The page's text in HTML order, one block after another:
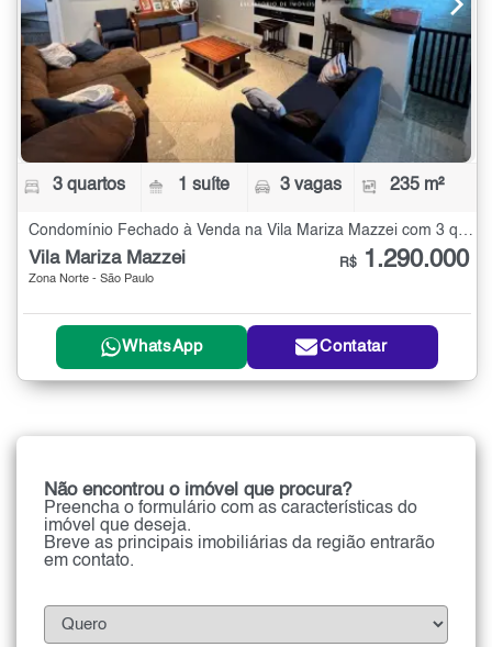
3 quartos 1 suíte 3 vagas 235 m²
Vila Mariza Mazzei
Zona Norte - São Paulo
R$ 1.290.000
WhatsApp Contatar
Não encontrou o imóvel que procura?
Preencha o formulário com as características do
imóvel que deseja.
Breve as principais imobiliárias da região entrarão
em contato.